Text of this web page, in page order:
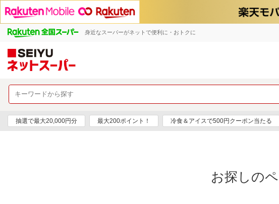
身近なスーパーがネットで便利に・おトクに
抽選で最大20,000円分 最大200ポイント！ 冷食＆アイスで500円クーポン当たる
お探しの